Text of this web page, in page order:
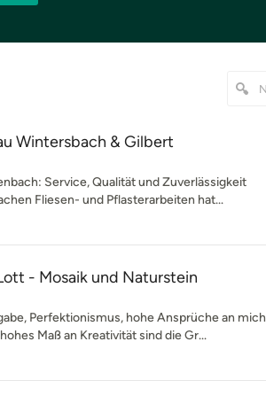
Wintersbach & Gilbert
Service, Qualität und Zuverlässigkeit
Fliesen- und Pflasterarbeiten hat...
- Mosaik und Naturstein
Perfektionismus, hohe Ansprüche an mich
Maß an Kreativität sind die Gr...